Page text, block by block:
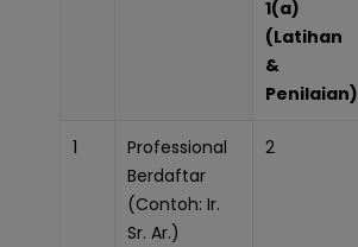
1(a)
(Latihan
&
Penilaian)
1
Professional
Berdaftar
(Contoh: Ir.
Sr. Ar.)
2